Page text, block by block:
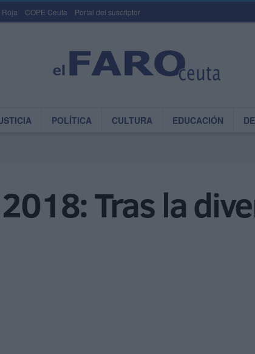
Roja COPE Ceuta Portal del suscriptor
POLÍTICA CULTURA EDUCACIÓN
Tras la